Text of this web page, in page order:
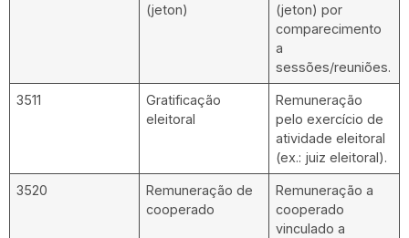
(jeton)
(jeton) por
comparecimento
a
sessões/reuniões.
3511
Gratificação
eleitoral
Remuneração
pelo exercício de
atividade eleitoral
(ex.: juiz eleitoral).
3520
Remuneração de
cooperado
Remuneração a
cooperado
vinculado a